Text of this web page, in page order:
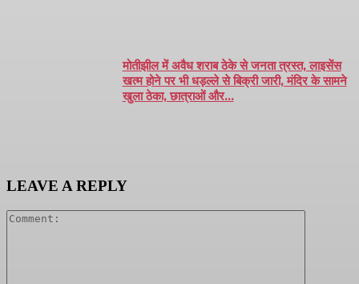
मोतीझील में अवैध शराब ठेके से जनता त्रस्त, लाइसेंस
खत्म होने पर भी धड़ल्ले से बिक्री जारी, मंदिर के सामने
खुला ठेका, छात्राओं और...
LEAVE A REPLY